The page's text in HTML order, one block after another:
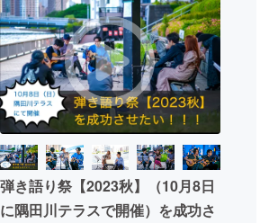
アート・写真
テクノロジー・ガジェット
映像・映画
ビジネス・起業
まちづくり・地域活性化
弾き語り祭【2023秋】（10月8日
に隅田川テラスで開催）を成功さ